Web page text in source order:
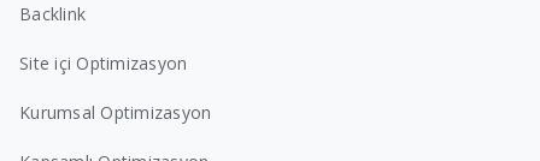
Backlink
Site içi Optimizasyon
Kurumsal Optimizasyon